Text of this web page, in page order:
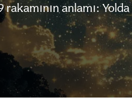
rakamının anlamı: